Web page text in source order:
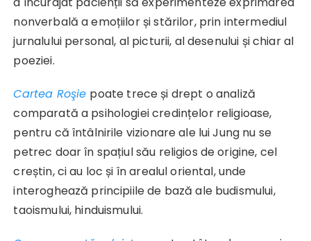
nonverbală a emoțiilor și stărilor, prin intermediul
jurnalului personal, al picturii, al desenului și chiar al
poeziei.
Cartea Roşie poate trece și drept o analiză
comparată a psihologiei credințelor religioase,
pentru că întâlnirile vizionare ale lui Jung nu se
petrec doar în spațiul său religios de origine, cel
creștin, ci au loc și în arealul oriental, unde
interoghează principiile de bază ale budismului,
taoismului, hinduismului.